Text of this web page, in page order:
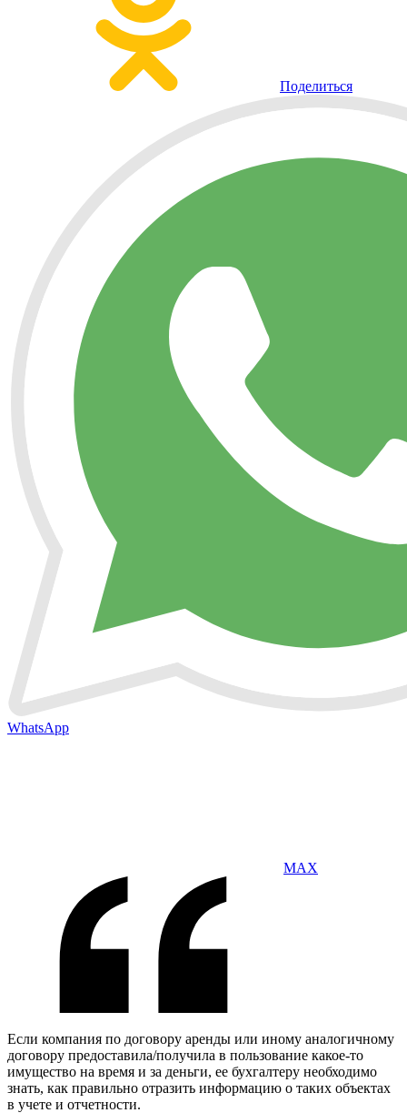
Поделиться
WhatsApp
MAX
Если компания по договору аренды или иному аналогичному
договору предоставила/получила в пользование какое-то
имущество на время и за деньги, ее бухгалтеру необходимо
знать, как правильно отразить информацию о таких объектах
в учете и отчетности.